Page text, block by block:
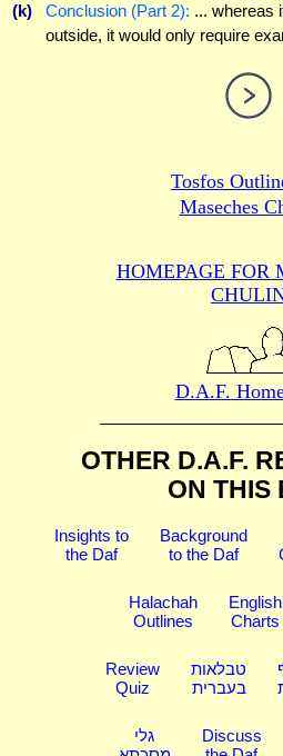
(k) Conclusion (Part 2): ... whereas
outside, it would only require
Tosfos
Maseches
HOMEPAGE FOR
D.A.F.
OTHER D.A.F.
ON THIS
Insights to
the Daf
Background
to the Daf
Halachah
Outlines
English
Charts
Review
Quiz
טבלאות
בעברית
גלי
Discuss